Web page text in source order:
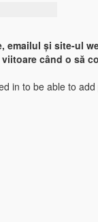
emailul și site-ul
când o să
in to be able to